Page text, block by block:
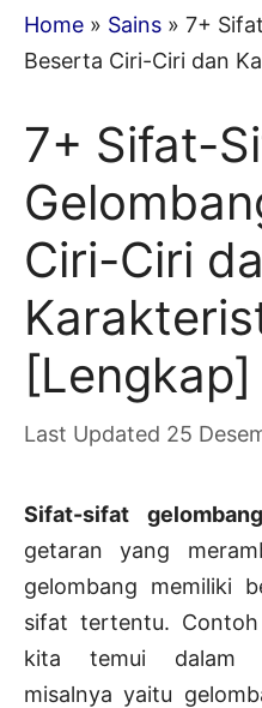
Home » Sains » 7+
Beserta Ciri-Ciri dan
7+ Sifat-
Ciri-Ciri
[Lengkap]
25
Sifat-sifat gelombang
getaran yang
gelombang memiliki
sifat tertentu.
kita temui dalam
misalnya yaitu